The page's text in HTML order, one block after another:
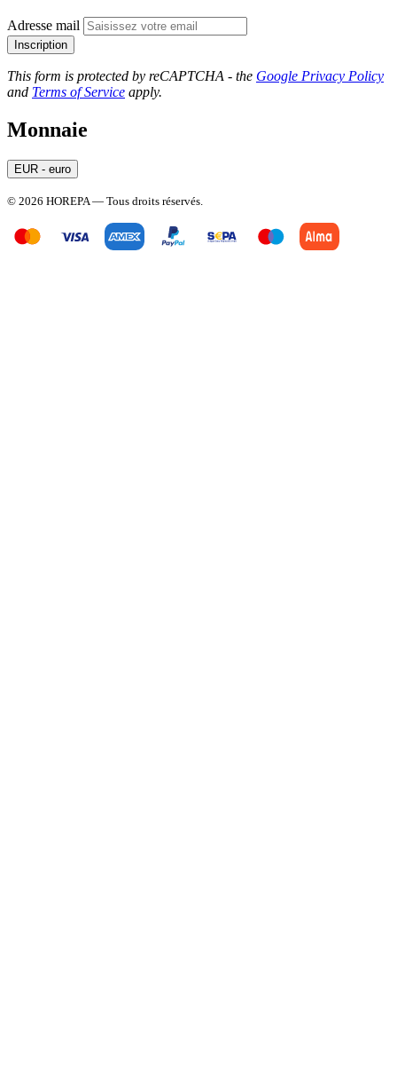
Adresse mail
Inscription
This form is protected by reCAPTCHA - the Google Privacy Policy
and Terms of Service apply.
Monnaie
EUR - euro
© 2026 HOREPA — Tous droits réservés.